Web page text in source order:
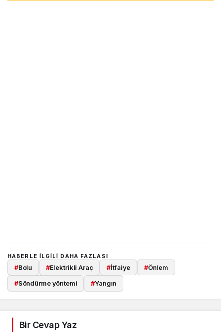
HABERLE ILGILI DAHA FAZLASI
#Bolu #Elektrikli Araç #İtfaiye #Önlem
#Söndürme yöntemi #Yangın
Bir Cevap Yaz